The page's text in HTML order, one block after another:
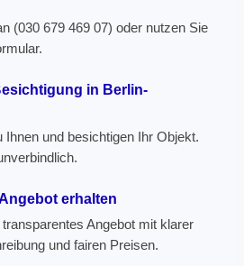
(030 679 469 07) oder nutzen Sie
in Berlin-
Ihnen und besichtigen Ihr Objekt.
erhalten
Angebot mit klarer
und fairen Preisen.